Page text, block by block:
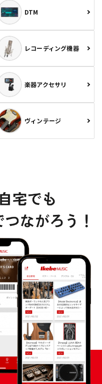
DTM
レコーディング機器
楽器アクセサリ
ヴィンテージ